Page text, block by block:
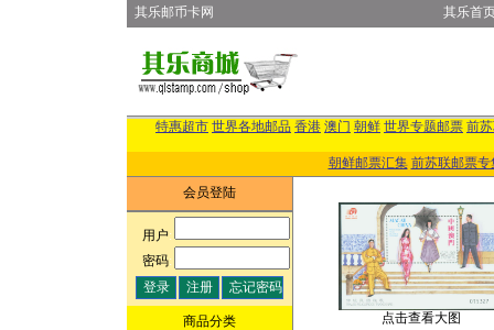
其乐邮币卡网 其乐首
特惠超市 世界各地邮品 香港 澳门 朝鲜 世界专题邮票 前
朝鲜邮票汇集 前苏联邮票专
会员登陆
用户:
密码:
商品分类
点击查看大图